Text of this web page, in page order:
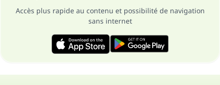
Accès plus rapide au contenu et possibilité de navigation
sans internet